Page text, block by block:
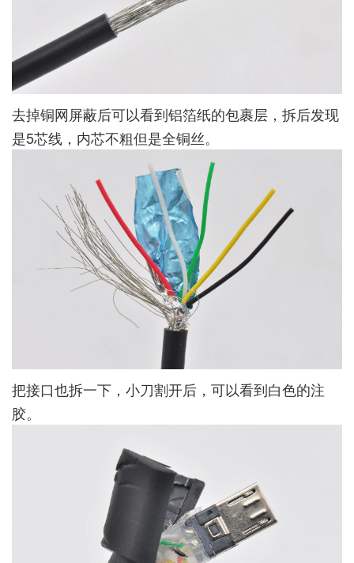
去掉铜网屏蔽后可以看到铝箔纸的包裹层，拆后发现
是5芯线，内芯不粗但是全铜丝。
把接口也拆一下，小刀割开后，可以看到白色的注
胶。